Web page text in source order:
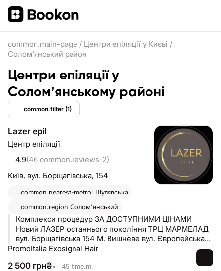
common.main-page / Центри епіляції у Києві /
Солом'янський район
Центри епіляції у
Соломʼянському районі
common.filter (1)
Lazer epil
Центр епіляції
4.9(46 common.reviews-2)
Київ, вул. Борщагівська, 154
common.nearest-metro: Шулявська
common.region Солом'янський
Комплекси процедур ЗА ДОСТУПНИМИ ЦІНАМИ
Новий ЛАЗЕР останнього покоління ТРЦ МАРМЕЛАД
вул. Борщагівська 154 М. Вишневе вул. Європейська
30А
PromoItalia Exosignal Hair
2 500 грн₴• 45 time.m.